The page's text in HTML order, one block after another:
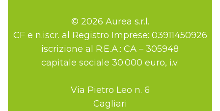
© 2026 Aurea s.r.l.
CF e n.iscr. al Registro Imprese: 03911450926
iscrizione al R.E.A.: CA – 305948
capitale sociale 30.000 euro, i.v.
Via Pietro Leo n. 6
Cagliari